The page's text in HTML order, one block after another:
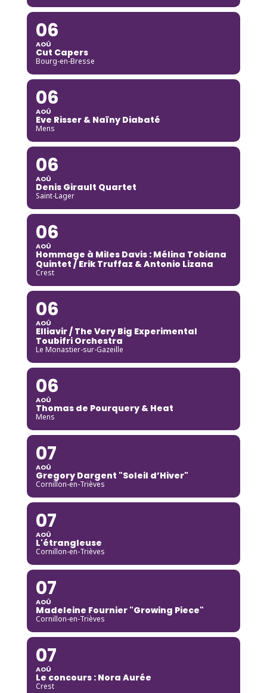
06
AOÛ
Cut Capers
Bourg-en-Bresse
06
AOÛ
Eve Risser & Naïny Diabaté
Mens
06
AOÛ
Denis Girault Quartet
Saint-Lager
06
AOÛ
Hommage à Miles Davis : Mélina Tobiana
Quintet / Erik Truffaz & Antonio Lizana
Crest
06
AOÛ
Elliavir / The Very Big Experimental
Toubifri Orchestra
Le Monastier-sur-Gazeille
06
AOÛ
Thomas de Pourquery & Heat
Mens
07
AOÛ
Gregory Dargent "Soleil d’Hiver"
Cornillon-en-Trièves
07
AOÛ
L'étrangleuse
Cornillon-en-Trièves
07
AOÛ
Madeleine Fournier "Growing Piece"
Cornillon-en-Trièves
07
AOÛ
Le concours : Nora Aurée
Crest